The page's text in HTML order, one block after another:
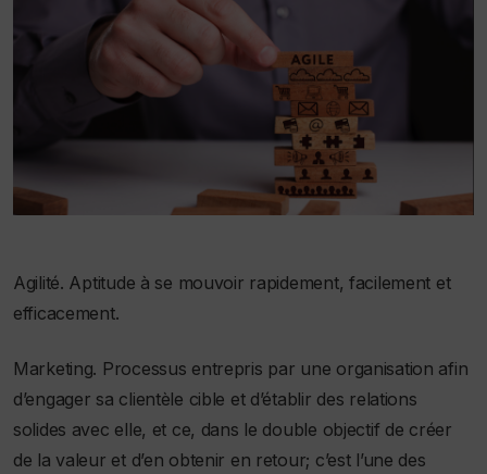
Agilité. Aptitude à se mouvoir rapidement, facilement et
efficacement.
Marketing. Processus entrepris par une organisation afin
d’engager sa clientèle cible et d’établir des relations
solides avec elle, et ce, dans le double objectif de créer
de la valeur et d’en obtenir en retour; c’est l’une des